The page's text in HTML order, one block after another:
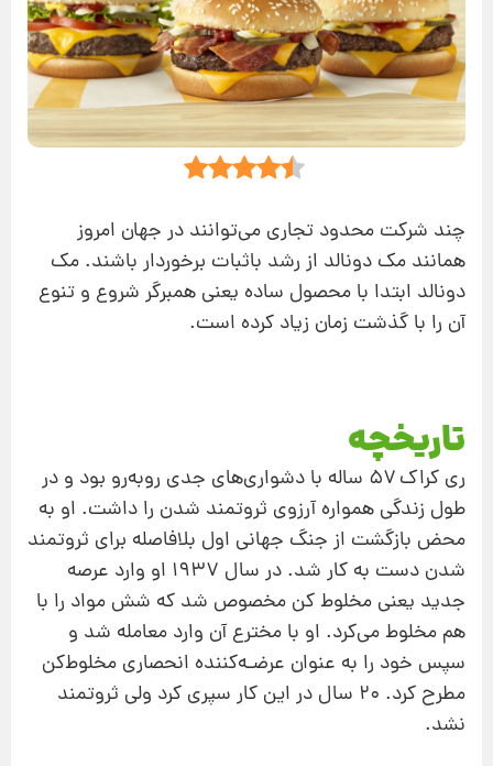
چند شركت محدود تجاری می‌توانند در جهان امروز
همانند مك دونالد از رشد باثبات برخوردار باشند. مك
دونالد ابتدا با محصول ساده یعنی همبرگر شروع و تنوع
آن را با گذشت زمان زیاد كرده است.
تاریخچه
ری كراك ۵۷ ساله با دشواری‌های جدی روبه‌رو بود و در
طول زندگی همواره آرزوی ثروتمند شدن را داشت. او به
محض بازگشت از جنگ جهانی اول بلافاصله برای ثروتمند
شدن دست به كار شد. در سال ۱۹۳۷ او وارد عرصه
جدید یعنی مخلوط كن مخصوص شد كه شش مواد را با
هم مخلوط می‌كرد. او با مخترع آن وارد معامله شد و
سپس خود را به عنوان عرضـه‌كننده انحصاری مخلوط‌كن
مطرح كرد. ۲۰ سال در این كار سپری كرد ولی ثروتمند
نشد.